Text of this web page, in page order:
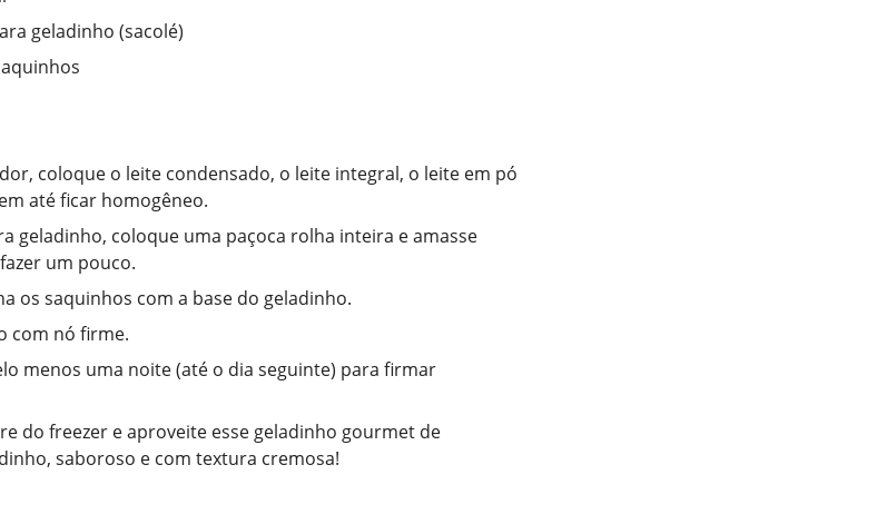
geladinho (sacolé)
coloque o leite condensado, o leite integral, o leite em pó
até ficar homogêneo.
geladinho, coloque uma paçoca rolha inteira e amasse
um pouco.
os saquinhos com a base do geladinho.
com nó firme.
menos uma noite (até o dia seguinte) para firmar
do freezer e aproveite esse geladinho gourmet de
saboroso e com textura cremosa!